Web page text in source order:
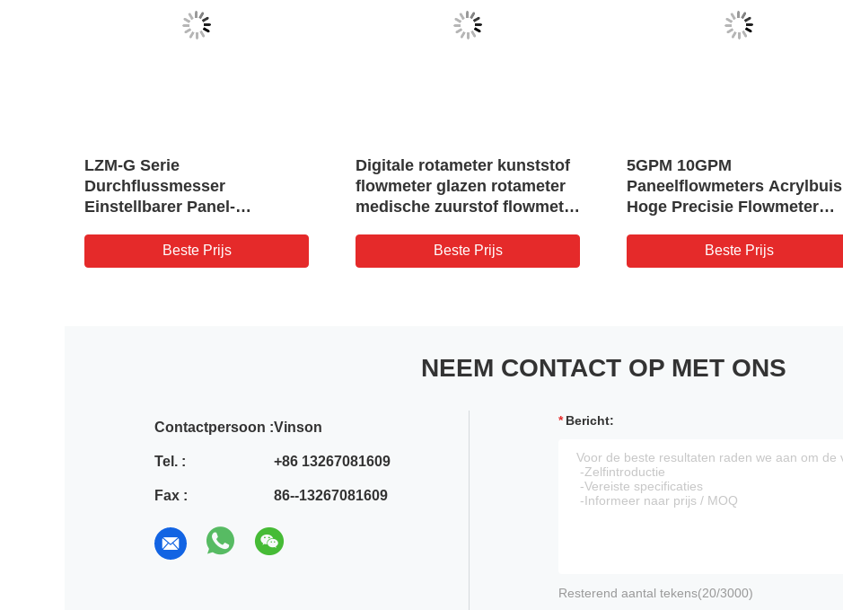
LZM-G Serie
Durchflussmesser
Einstellbarer Panel-
Gas-, Flüssigkeits- und
Ölüberwachung
Beste Prijs
Digitale rotameter kunststof
flowmeter glazen rotameter
medische zuurstof flowmeter
Beste Prijs
5GPM 10GPM
Paneelflowmeters Acrylbuis
Hoge Precisie Flowmeter
Systeem RO Machine
Beste Prijs
NEEM CONTACT OP MET ONS
Contactpersoon :Vinson
Tel. : +86 13267081609
Fax : 86--13267081609
Bericht:
Resterend aantal tekens(20/3000)